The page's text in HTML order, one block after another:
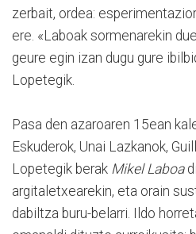
zerbait, ordea:
ere. «Laboak sormenarekin
geure egin izan dugu gure
Lopetegik.
Pasa den azaroaren 15ean
Eskuderok, Unai Lazkanok,
Lopetegik berak Mikel Laboa
argitaletxearekin, eta orain
dabiltza buru-belarri. Ildo